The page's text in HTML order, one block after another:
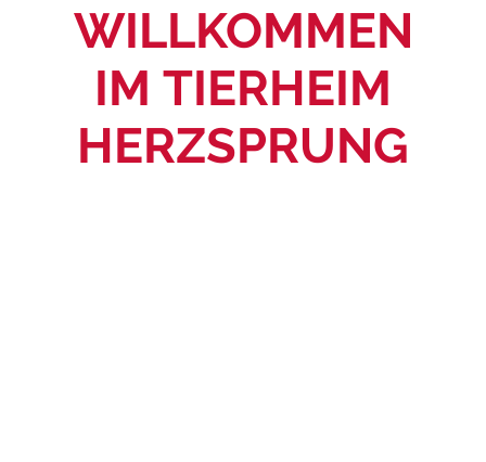
WILLKOMMEN
IM TIERHEIM
HERZSPRUNG